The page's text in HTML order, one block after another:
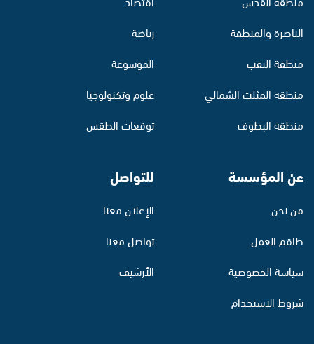
الناصرة والمنطقة
منطقة النقب
منطقة المثلث الشمالي
منطقة البطوف
رياضة
الموسوعة
علوم وتكنولوجيا
توقعات الطقس
عن المؤسسة
من نحن
طاقم العمل
سياسة الخصوصية
شروط الاستخدام
للتواصل
الإعلان معنا
تواصل معنا
الأرشيف